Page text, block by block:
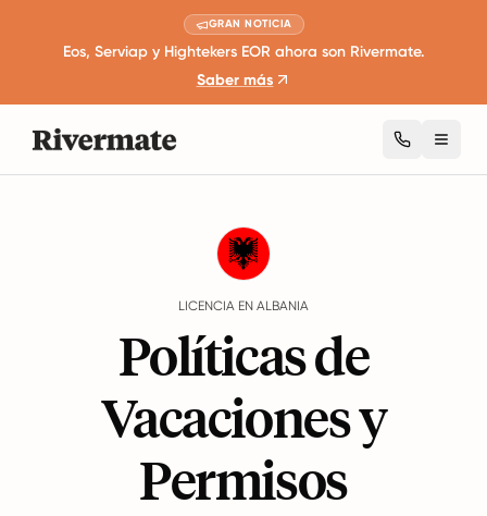
GRAN NOTICIA
Eos, Serviap y Hightekers EOR ahora son Rivermate.
Saber más
LICENCIA EN ALBANIA
Políticas de
Vacaciones y
Permisos